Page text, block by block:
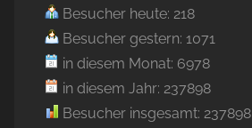
Besucher heute: 218
Besucher gestern: 1071
in diesem Monat: 6978
in diesem Jahr: 237898
Besucher insgesamt: 237898